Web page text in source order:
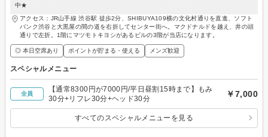
中★
アクセス：JR山手線 渋谷駅 徒歩2分、SHIBUYA109横の文化村通りを直進、ソフト
バンク渋谷と大黒屋の間の道を右折してセンター街へ。マクドナルドを越え、井の頭
通りで左折。1階にマツモトキヨシがあるビルの3階が当店になります。
◎ 本日空席あり ポイントが貯まる・使える メンズ歓迎
スペシャルメニュー
全員
【通常8300円が7000円/平日昼割15時まで】もみ
30分+リフレ30分+ヘッド30分
￥7,000
すべてのスペシャルメニューを見る